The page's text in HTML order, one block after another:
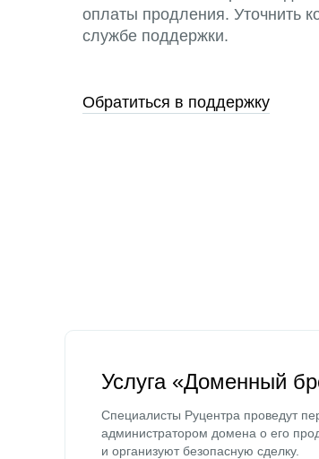
оплаты продления. Уточнить
службе поддержки.
Обратиться в поддержку
Услуга «Доменный
Специалисты Руцентра проведут
администратором домена о его
и организуют безопасную сделку.